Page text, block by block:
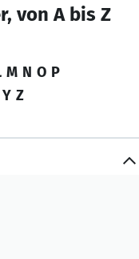
von A bis Z
M N O P
Y Z